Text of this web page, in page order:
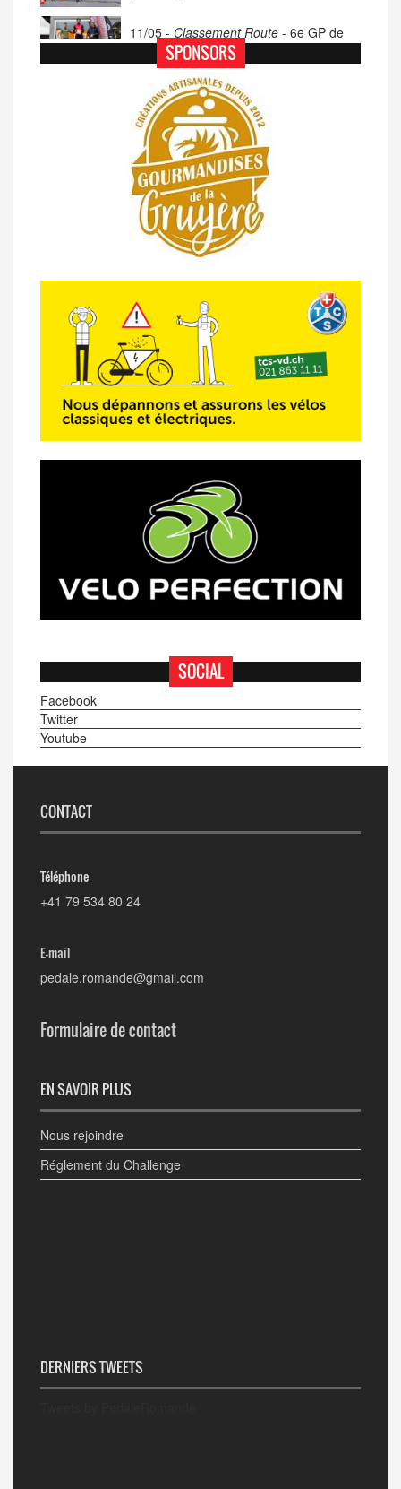
11/05 - Classement Route - 6e GP de
Porsel (TdC #4)
07/05 -Classement Route -
Pléiades (GdR #3)
23/04 -Classement Route -
Moléson (TdC #3)
14/04 -Photos -Les photos du 5e GP
de Semsales
SPONSORS
SOCIAL
Facebook
Twitter
Youtube
CONTACT
Téléphone
+41 79 534 80 24
E-mail
pedale.romande@gmail.com
Formulaire de contact
EN SAVOIR PLUS
Nous rejoindre
Réglement du Challenge
DERNIERS TWEETS